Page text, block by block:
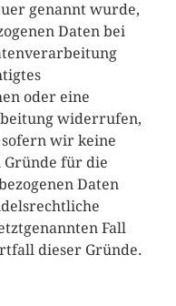
genannt wurde,
Daten bei
oder eine
widerrufen,
wir keine
Gründe für die
Daten
Fall
dieser Gründe.